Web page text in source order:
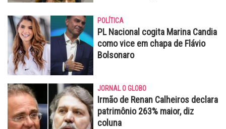
POLÍTICA
PL Nacional cogita Marina Candia
como vice em chapa de Flávio
Bolsonaro
JORNAL O GLOBO
Irmão de Renan Calheiros declara
patrimônio 263% maior, diz
coluna